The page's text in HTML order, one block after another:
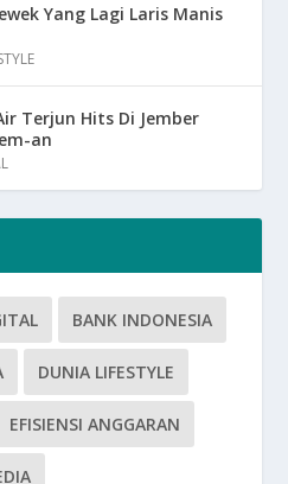
Yang Lagi Laris Manis
Terjun Hits Di Jember
an
BANK INDONESIA
DUNIA LIFESTYLE
EFISIENSI ANGGARAN